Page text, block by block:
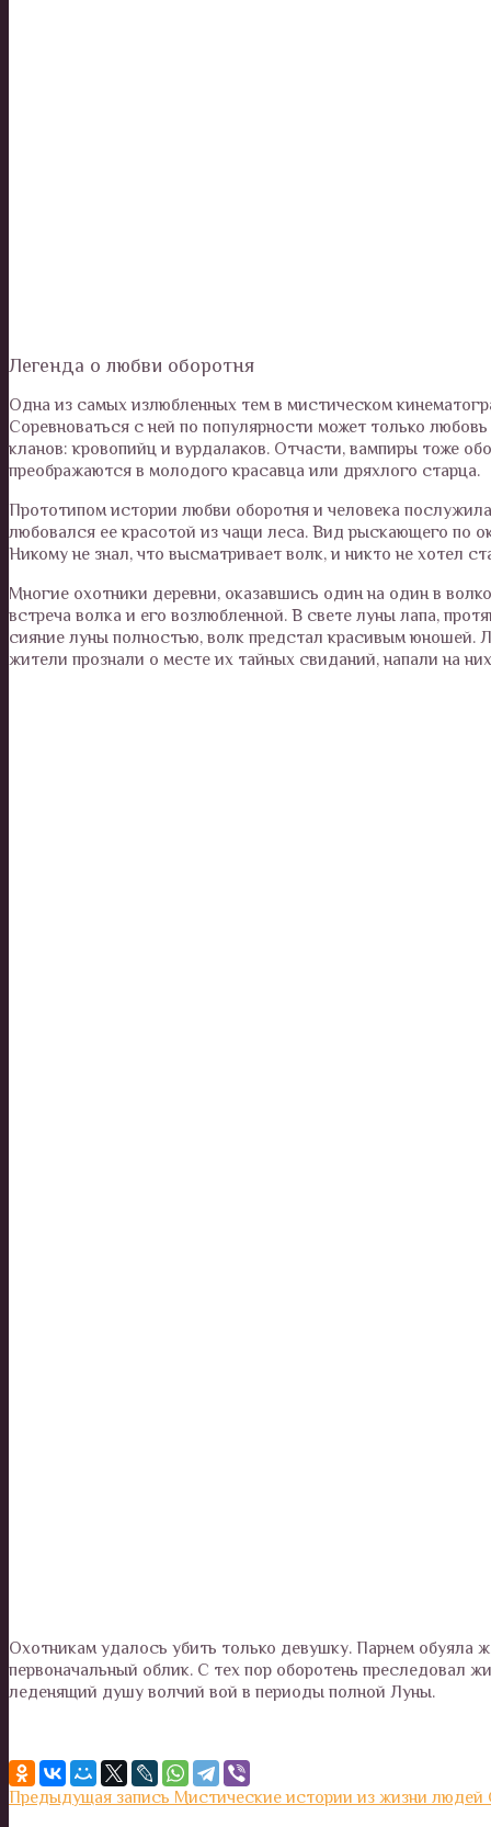
Легенда о любви оборотня
Одна из самых излюбленных тем в мистическом
Соревноваться с ней по популярности может только
кланов: кровопийц и вурдалаков. Отчасти, вампиры тоже
преображаются в молодого красавца или дряхлого старца.
Прототипом истории любви оборотня и человека
любовался ее красотой из чащи леса. Вид рыскающего по
Никому не знал, что высматривает волк, и никто не хотел
Многие охотники деревни, оказавшись один на один в
встреча волка и его возлюбленной. В свете луны лапа,
сияние луны полностью, волк предстал красивым
жители прознали о месте их тайных свиданий, напали на
Охотникам удалось убить только девушку. Парнем
первоначальный облик. С тех пор оборотень преследовал
леденящий душу волчий вой в периоды полной Луны.
Предыдущая запись Мистические истории из жизни людей